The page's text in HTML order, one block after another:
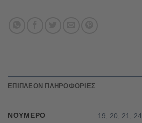
ΕΠΙΠΛΈΟΝ ΠΛΗΡΟΦΟΡΊΕΣ
ΝΟΎΜΕΡΟ 19 20 21 24